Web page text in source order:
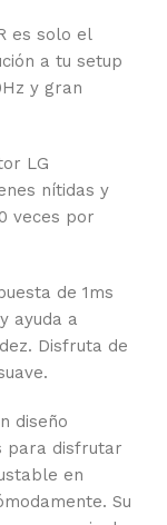
es solo el
a tu setup
y gran
LG
nítidas y
veces por
de 1ms
ayuda a
Disfruta de
diseño
para disfrutar
en
Su